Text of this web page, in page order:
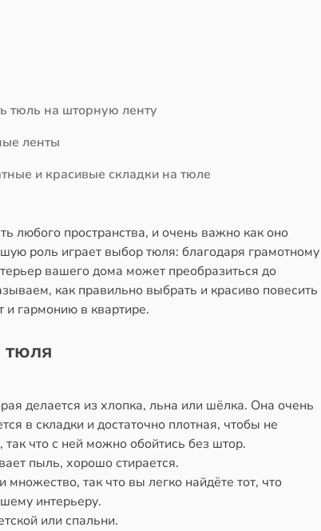
тюль на шторную ленту
ленты
и красивые складки на тюле
любого пространства, и очень важно как оно
роль играет выбор тюля: благодаря грамотному
вашего дома может преобразиться до
как правильно выбрать и красиво повесить
и гармонию в квартире.
тюля
делается из хлопка, льна или шёлка. Она очень
в складки и достаточно плотная, чтобы не
так что с ней можно обойтись без штор.
пыль, хорошо стирается.
множество, так что вы легко найдёте тот, что
интерьеру.
или спальни.